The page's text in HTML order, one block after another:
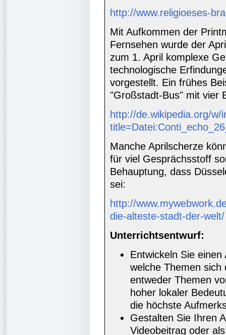
http://www.religioeses-
Mit Aufkommen der
Fernsehen wurde der
zum 1. April komplexe
technologische
vorgestellt. Ein frühes
"Großstadt-Bus" mit vier
http://de.wikipedia.org/w/
Manche Aprilscherze
für viel Gesprächsstoff
Behauptung, dass
sei:
http://
die-alteste-stadt-der-welt/
Unterrichtsentwurf:
Entwickeln Sie
welche Themen sich
entweder Themen
hoher lokaler
die höchste
Gestalten Sie Ihren
Videobeitrag oder